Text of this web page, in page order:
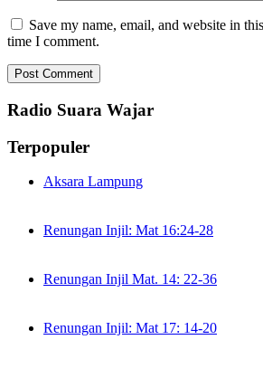
Save my name, email, and website in
time I comment.
Radio Suara Wajar
Terpopuler
Aksara Lampung
Renungan Injil: Mat 16:24-28
Renungan Injil Mat. 14: 22-36
Renungan Injil: Mat 17: 14-20